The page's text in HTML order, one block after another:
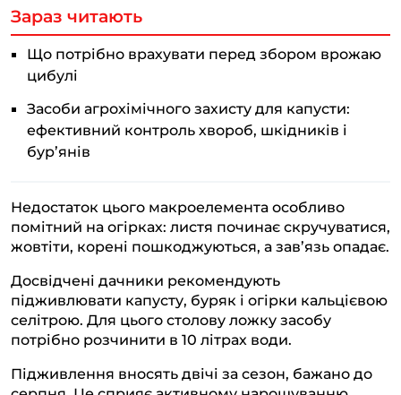
Зараз читають
Що потрібно врахувати перед збором врожаю
цибулі
Засоби агрохімічного захисту для капусти:
ефективний контроль хвороб, шкідників і
бур’янів
Недостаток цього макроелемента особливо
помітний на огірках: листя починає скручуватися,
жовтіти, корені пошкоджуються, а зав’язь опадає.
Досвідчені дачники рекомендують
підживлювати капусту, буряк і огірки кальцієвою
селітрою. Для цього столову ложку засобу
потрібно розчинити в 10 літрах води.
Підживлення вносять двічі за сезон, бажано до